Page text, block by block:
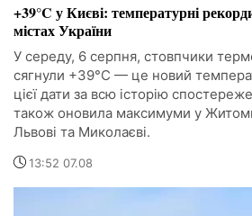
+39°C у Києві: температурні
містах України
У середу, 6 серпня, стовпчики
сягнули +39°C — це новий
цієї дати за всю історію
також оновила максимуми у
Львові та Миколаєві.
13:52 07.08